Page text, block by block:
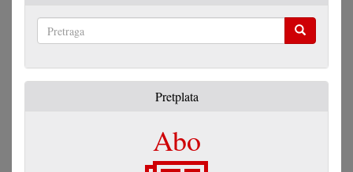
Pretplata
Abo